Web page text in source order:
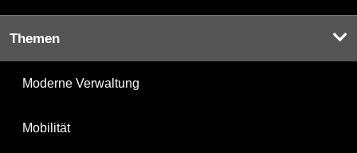
Themen
Moderne Verwaltung
Mobilität